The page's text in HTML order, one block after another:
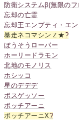
防衛システムβ(無限の
忘却の亡霊
忘却王エンプティ・エン
暴走ネコマシンＺ★?
ぼうそうローパー
ホーリードラモン
北地のモノリス
ホシッコ
星のデデデ
ボスゲッソー
ボッチアーニ
ボッチアーニX?